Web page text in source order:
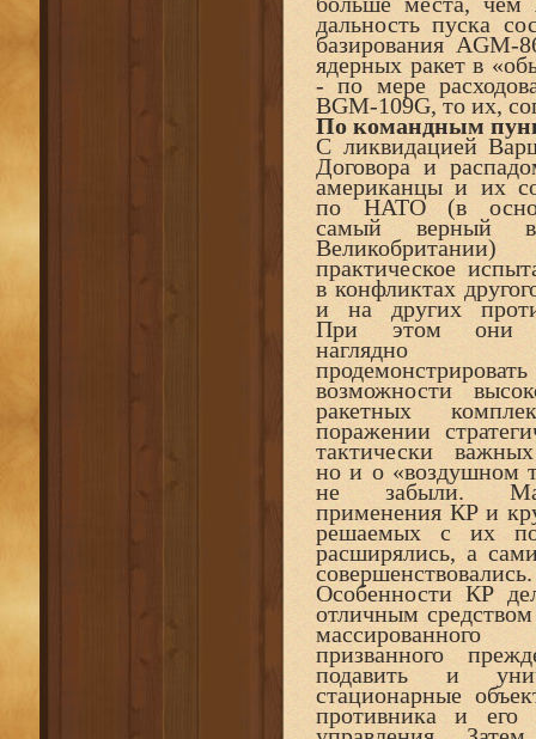
дальность пуска
базирования
ядерных ракет в
- по мере
BGM-109G, то их,
По командным
С ликвидацией
Договора и
американцы и их
по НАТО (в
самый верный
Великобритании)
практическое
в конфликтах
и на других
При этом они
наглядно
продемонстрировать
возможности
ракетных
поражении
тактически
но и о «воздушном
не забыли.
применения КР и
решаемых с их
расширялись, а
совершенствовались.
Особенности КР
отличным средством
массированного
призванного
подавить и
стационарные
противника и его